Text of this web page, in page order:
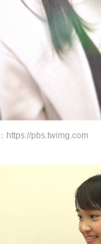
https://pbs.twimg.com